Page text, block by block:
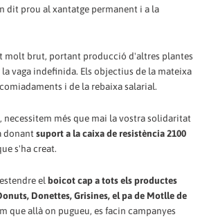
dit prou al xantatge permanent i a la
molt brut, portant producció d'altres plantes
vaga indefinida. Els objectius de la mateixa
i de la rebaixa salarial.
necessitem més que mai la vostra solidaritat
donant suport a la caixa de resistència 2100
s'ha creat.
el boicot cap a tots els productes
Donettes, Grisines, el pa de Motlle de
que allà on pugueu, es facin campanyes